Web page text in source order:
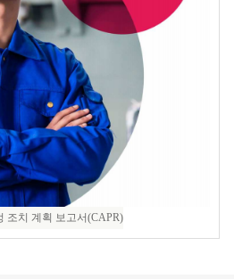
조치 계획 보고서(CAPR)